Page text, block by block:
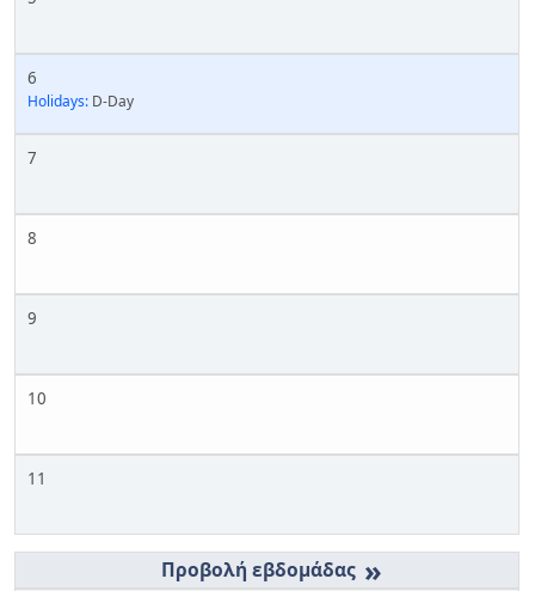
6
Holidays: D-Day
7
8
9
10
11
»